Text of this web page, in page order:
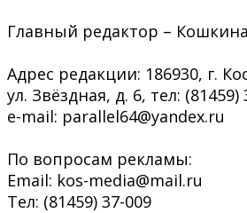
Главный редактор –
Адрес редакции: 186930, г.
ул. Звёздная, д. 6, тел: (81459)
e-mail: parallel64@yandex.ru
По вопросам рекламы:
Email: kos-media@mail.ru
Тел: (81459) 37-009